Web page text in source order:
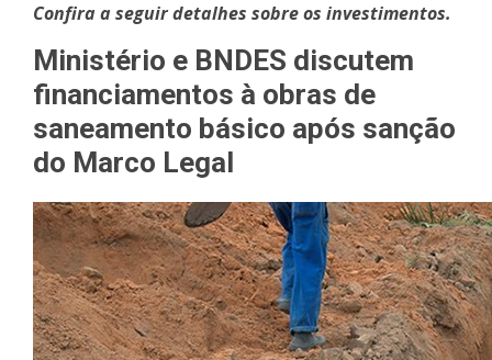
Confira a seguir detalhes sobre os investimentos.
Ministério e BNDES discutem
financiamentos à obras de
saneamento básico após sanção
do Marco Legal